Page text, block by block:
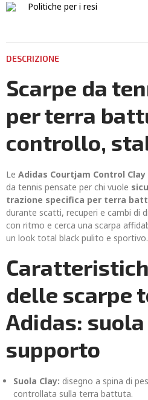
Politiche per i resi
DESCRIZIONE
Scarpe da
per terra
controllo,
Le Adidas Courtjam Control Clay
da tennis pensate per chi vuole
trazione specifica per terra
durante scatti, recuperi e cambi di
con ritmo e cerca una scarpa
un look total black pulito e sportivo.
delle scarpe
Adidas:
supporto
Suola Clay: disegno a spina di
controllata sulla terra battuta.